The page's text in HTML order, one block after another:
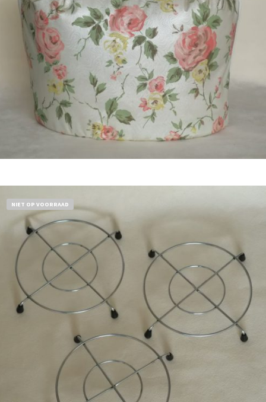
NIET OP VOORRAAD
€11,50